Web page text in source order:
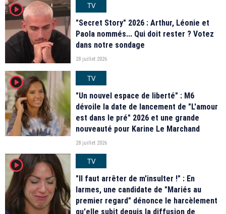
player2
TV
"Secret Story" 2026 : Arthur, Léonie et
Paola nommés... Qui doit rester ? Votez
dans notre sondage
28 juillet 2026
player2
TV
"Un nouvel espace de liberté" : M6
dévoile la date de lancement de "L'amour
est dans le pré" 2026 et une grande
nouveauté pour Karine Le Marchand
28 juillet 2026
player2
TV
"Il faut arrêter de m'insulter !" : En
larmes, une candidate de "Mariés au
premier regard" dénonce le harcèlement
qu'elle subit depuis la diffusion de